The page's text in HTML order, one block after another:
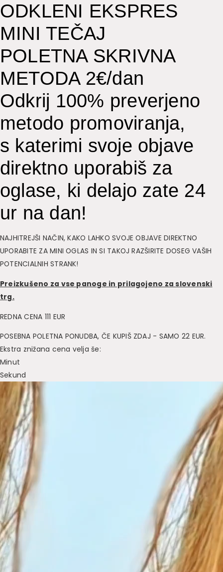
ODKLENI EKSPRES
MINI TEČAJ
POLETNA SKRIVNA
METODA 2€/dan
Odkrij 100% preverjeno
metodo promoviranja,
s katerimi svoje objave
direktno uporabiš za
oglase, ki delajo zate 24
ur na dan!
NAJHITREJŠI NAČIN, KAKO LAHKO SVOJE OBJAVE DIREKTNO
UPORABITE ZA MINI OGLAS IN SI TAKOJ RAZŠIRITE DOSEG VAŠIH
POTENCIALNIH STRANK!
Preizkušeno za vse panoge in prilagojeno za slovenski
trg.
REDNA CENA 111 EUR
POSEBNA POLETNA PONUDBA, ČE KUPIŠ ZDAJ - SAMO 22 EUR.
Ekstra znižana cena velja še:
Minut
Sekund